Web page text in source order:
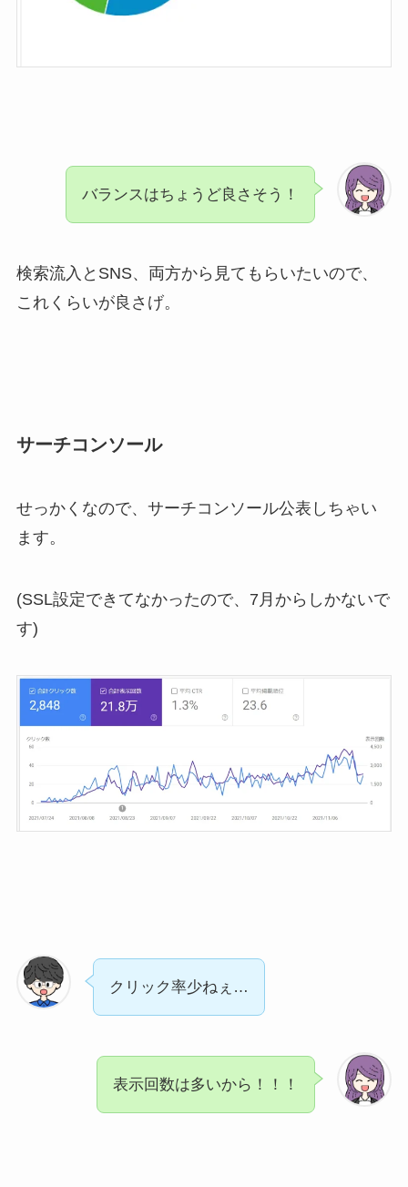
バランスはちょうど良さそう！
検索流入とSNS、両方から見てもらいたいので、
これくらいが良さげ。
サーチコンソール
せっかくなので、サーチコンソール公表しちゃい
ます。
(SSL設定できてなかったので、7月からしかないで
す)
クリック率少ねぇ…
表示回数は多いから！！！